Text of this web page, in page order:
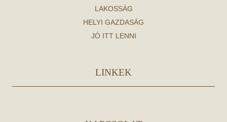
LAKOSSÁG
HELYI GAZDASÁG
JÓ ITT LENNI
LINKEK